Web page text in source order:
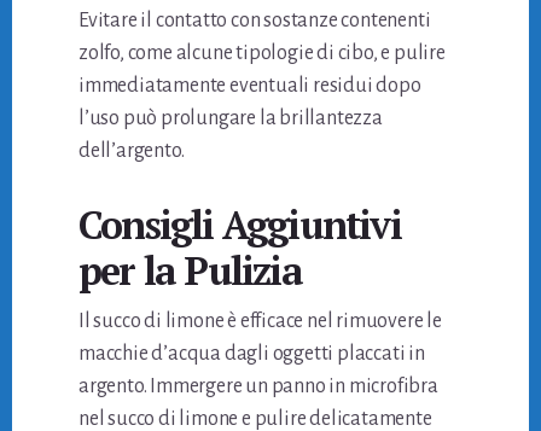
Evitare il contatto con sostanze contenenti
zolfo, come alcune tipologie di cibo, e pulire
immediatamente eventuali residui dopo
l’uso può prolungare la brillantezza
dell’argento.
Consigli Aggiuntivi
per la Pulizia
Il succo di limone è efficace nel rimuovere le
macchie d’acqua dagli oggetti placcati in
argento. Immergere un panno in microfibra
nel succo di limone e pulire delicatamente